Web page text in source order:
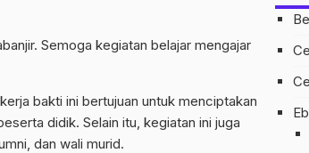
Semoga kegiatan belajar mengajar
bakti ini bertujuan untuk menciptakan
didik. Selain itu, kegiatan ini juga
dan wali murid.